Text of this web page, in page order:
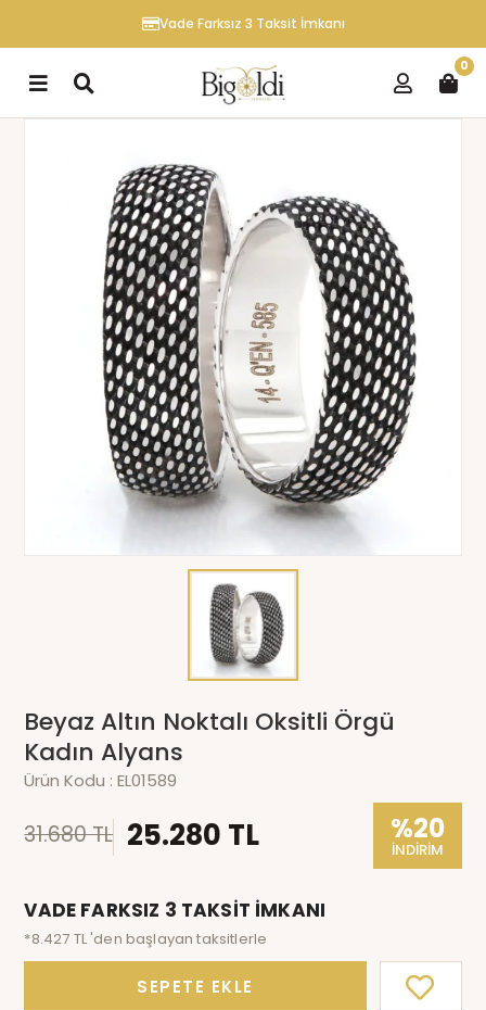
Vade Farksız 3 Taksit İmkanı
0
Beyaz Altın Noktalı Oksitli Örgü
Kadın Alyans
Ürün Kodu :EL01589
31.680 TL 25.280 TL %20
İNDİRİM
VADE FARKSIZ 3 TAKSİT İMKANI
*8.427 TL 'den başlayan taksitlerle
SEPETE EKLE